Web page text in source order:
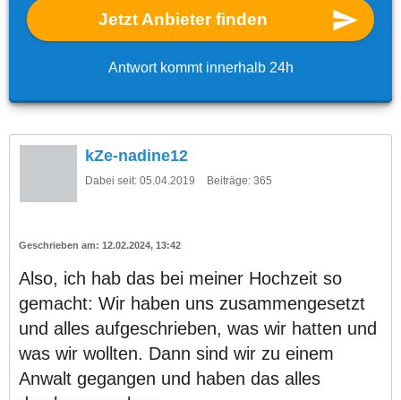
Jetzt Anbieter finden
Antwort kommt innerhalb 24h
kZe-nadine12
Dabei seit: 05.04.2019 Beiträge: 365
12.02.2024, 13:42
Also, ich hab das bei meiner Hochzeit so
gemacht: Wir haben uns zusammengesetzt
und alles aufgeschrieben, was wir hatten und
was wir wollten. Dann sind wir zu einem
Anwalt gegangen und haben das alles